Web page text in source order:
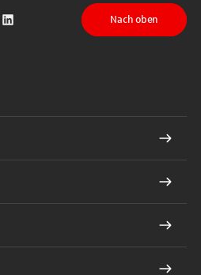
Instagram
auf TikTok
Sparkasse auf LinkedIn
Nach oben